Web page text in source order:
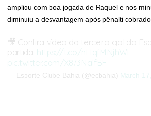
ampliou com boa jogada de Raquel e nos
diminuiu a desvantagem após pênalti
🎥 Confira vídeo do terceiro gol do
partida. https://t.co/nHqfMNjhWI
pic.twitter.com/X873NalfBF
— Esporte Clube Bahia (@ecbahia) March